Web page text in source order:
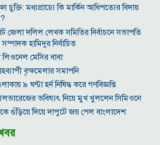
চুক্তি: মধ্যপ্রাচ্যে কি মার্কিন আধিপত্যের বিদায়
জেলা দলিল লেখক সমিতির নির্বাচনে সভাপতি
হামিদুর নির্বাচিত
মেসির বাবা
বৃক্ষমেলার সমাপনি
৯ ঘণ্টা হর্ন নিষিদ্ধ করে গণবিজ্ঞপ্তি
ভবিষ্যৎ নিয়ে মুখ খুললেন সিমিওনে
গুঁড়িয়ে দিয়ে দাপুটে জয় পেল বাংলাদেশ
কেলেঙ্কারির অভিযোগে চাপে ফিফা প্রধান